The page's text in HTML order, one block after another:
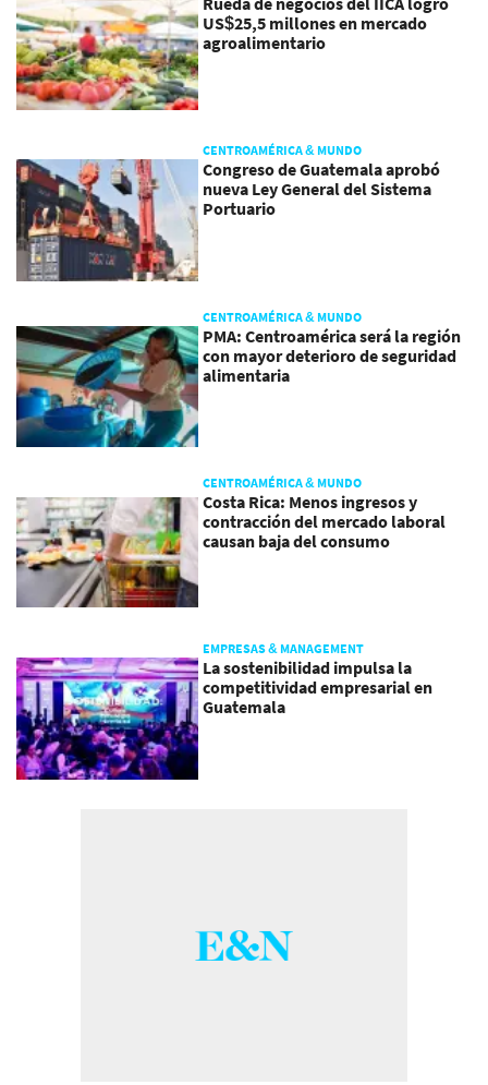
US$25,5 millones en mercado
agroalimentario
CENTROAMÉRICA & MUNDO
Congreso de Guatemala aprobó
nueva Ley General del Sistema
Portuario
CENTROAMÉRICA & MUNDO
PMA: Centroamérica será la región
con mayor deterioro de seguridad
alimentaria
CENTROAMÉRICA & MUNDO
Costa Rica: Menos ingresos y
contracción del mercado laboral
causan baja del consumo
EMPRESAS & MANAGEMENT
La sostenibilidad impulsa la
competitividad empresarial en
Guatemala